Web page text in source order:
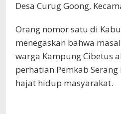
Desa Curug Goong,
Orang nomor satu di
menegaskan bahwa
warga Kampung Cibetus
perhatian Pemkab
hajat hidup masyarakat.